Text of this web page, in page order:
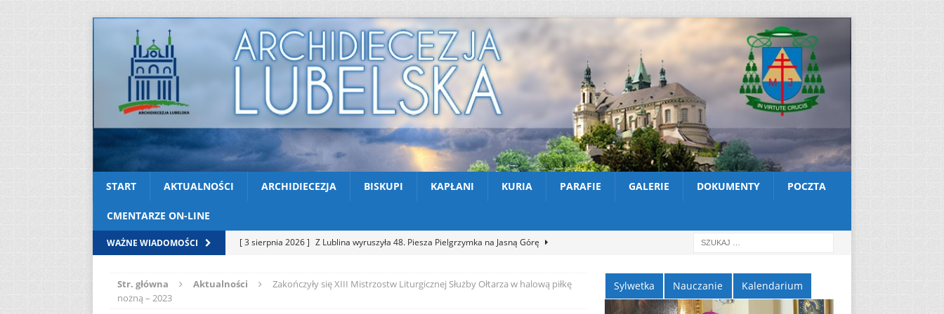
START AKTUALNOŚCI ARCHIDIECEZJA BISKUPI KAPŁANI KURIA PARAFIE GALERIE DOKUMENTY POCZTA
CMENTARZE ON-LINE
WAŻNE WIADOMOŚCI [ 3 sierpnia 2026 ] Z Lublina wyruszyła 48. Piesza Pielgrzymka na Jasną Górę
[ 2 sierpnia 2026 ] Nekrologi: śp. Jerzy Gasperski
AKTUALNOŚCI
Str. główna Aktualności
Zakończyły się XIII Mistrzostw Liturgicznej Służby Ołtarza w halową piłkę
nożną – 2023
Sylwetka Nauczanie Kalendarium